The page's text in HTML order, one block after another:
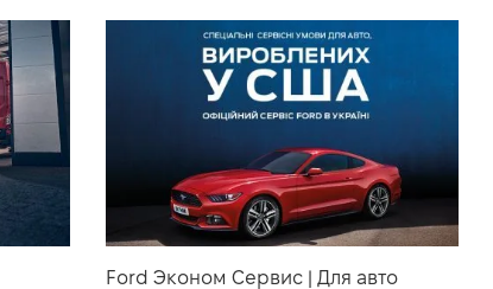
Ford Эконом Сервис | Для авто